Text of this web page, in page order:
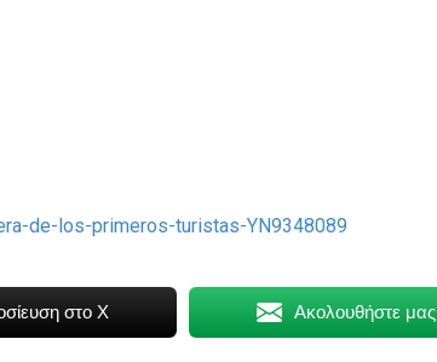
de-los-primeros-turistas-YN9348089
στο X Ακολουθήστε μας